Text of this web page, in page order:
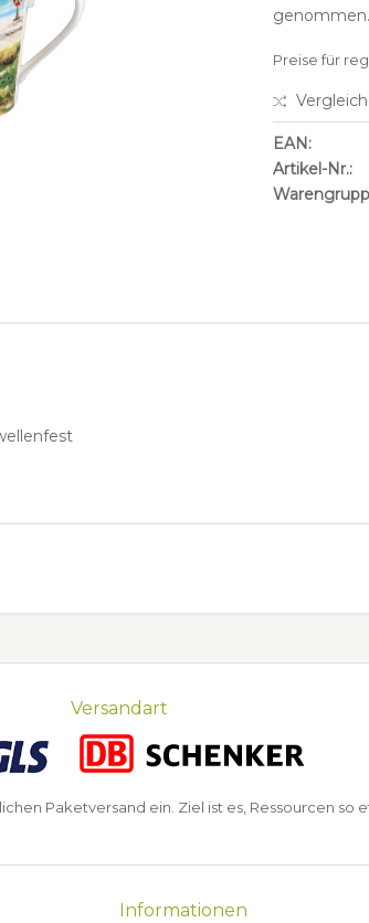
genommen.
Preise für
EAN:
Artikel-Nr.:
Versandart
Paketversand ein. Ziel ist es, Ressourcen so
Informationen